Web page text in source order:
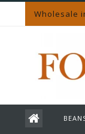
Wholesale